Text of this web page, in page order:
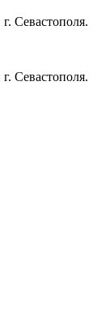
Севастополя.
Севастополя.